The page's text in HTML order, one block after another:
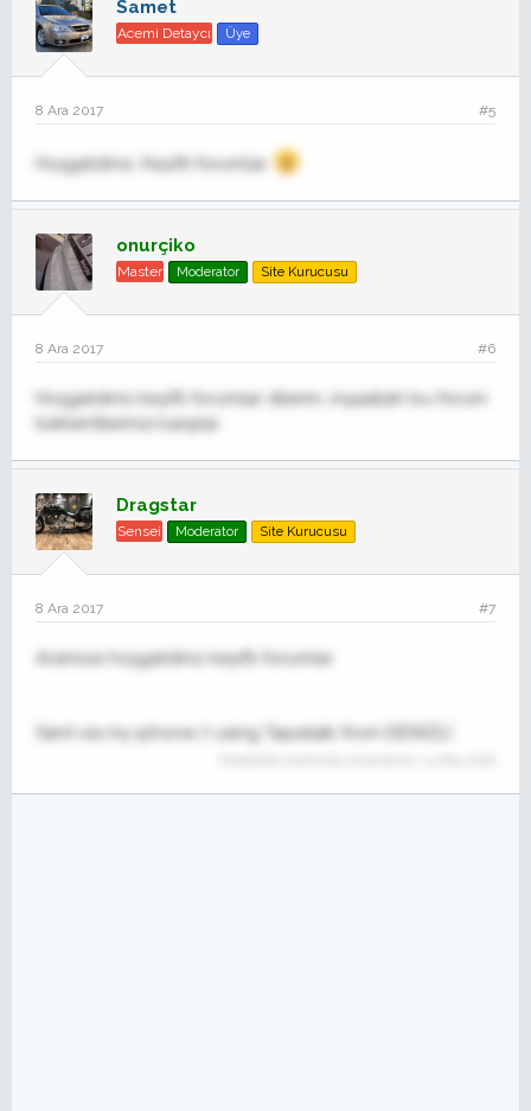
Samet
Acemi Detaycı Üye
8 Ara 2017 #5
Hoşgeldiniz. Keyifli forumlar.
onurçiko
Master Moderator Site Kurucusu
8 Ara 2017 #6
Hoşgeldiniz keyifli forumlar dilerim, inşaallah bu forum
beklentilerinizi karşılar.
Dragstar
Sensei Moderator Site Kurucusu
8 Ara 2017 #7
Aramıza hoşgeldiniz keyifli forumlar
Sent via my iphone 7 using Tapatalk from DENİZLİ